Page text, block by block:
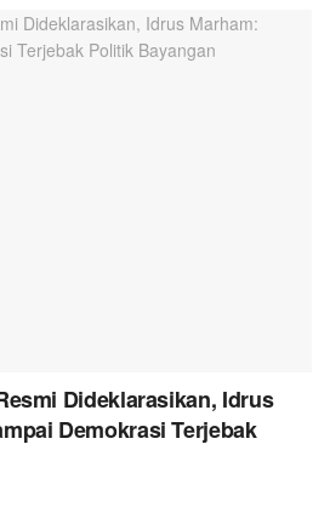
Dideklarasikan, Idrus
Demokrasi Terjebak